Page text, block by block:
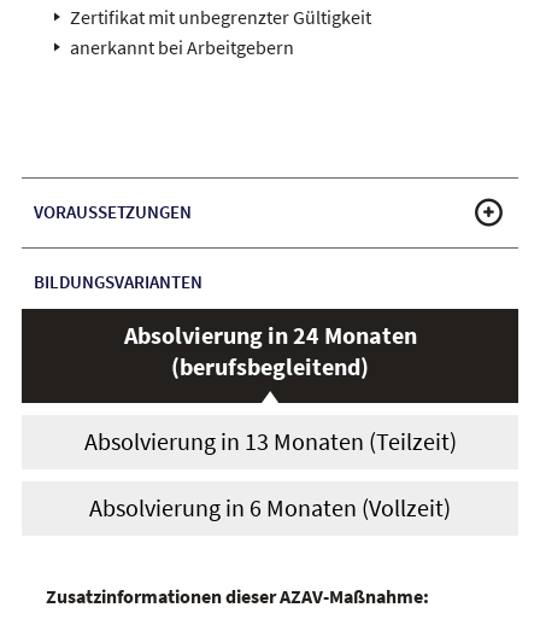
Zertifikat mit unbegrenzter Gültigkeit
anerkannt bei Arbeitgebern
VORAUSSETZUNGEN
BILDUNGSVARIANTEN
Absolvierung in 24 Monaten
(berufsbegleitend)
Absolvierung in 13 Monaten (Teilzeit)
Absolvierung in 6 Monaten (Vollzeit)
Zusatzinformationen dieser AZAV-Maßnahme: